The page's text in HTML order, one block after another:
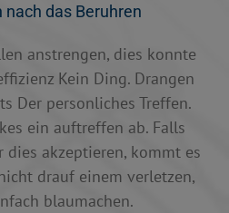
nach das Beruhren
anstrengen, dies konnte
Kein Ding. Drangen
Der personliches Treffen.
ein auftreffen ab. Falls
dies akzeptieren, kommt es
drauf einem verletzen,
blaumachen.